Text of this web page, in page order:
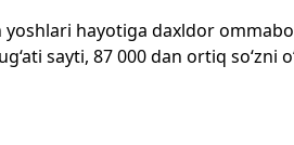
hayotiga daxldor
sayti, 87 000 dan ortiq so‘zni